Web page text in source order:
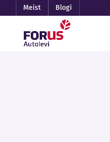
Meist Blogi